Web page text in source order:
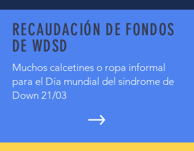
RECAUDACIÓN DE FONDOS
DE WDSD
Muchos calcetines o ropa informal
para el Día mundial del síndrome de
Down 21/03